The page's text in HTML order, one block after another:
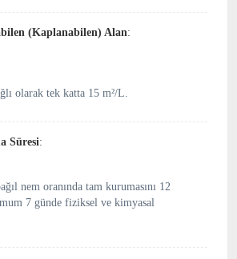
(Kaplanabilen) Alan:
olarak tek katta 15 m²/L.
Süresi:
nem oranında tam kurumasını 12
7 günde fiziksel ve kimyasal